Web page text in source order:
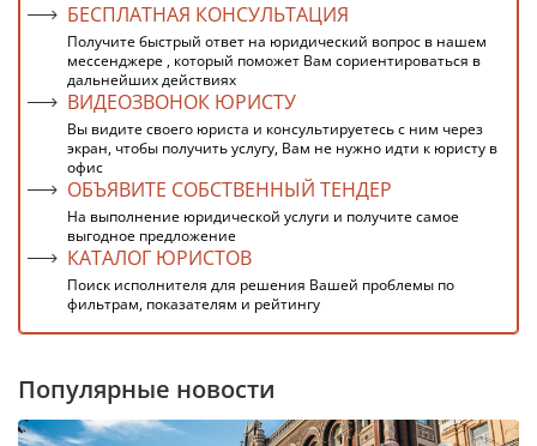
БЕСПЛАТНАЯ КОНСУЛЬТАЦИЯ
Получите быстрый ответ на юридический вопрос в нашем
мессенджере , который поможет Вам сориентироваться в
дальнейших действиях
ВИДЕОЗВОНОК ЮРИСТУ
Вы видите своего юриста и консультируетесь с ним через
экран, чтобы получить услугу, Вам не нужно идти к юристу в
офис
ОБЪЯВИТЕ СОБСТВЕННЫЙ ТЕНДЕР
На выполнение юридической услуги и получите самое
выгодное предложение
КАТАЛОГ ЮРИСТОВ
Поиск исполнителя для решения Вашей проблемы по
фильтрам, показателям и рейтингу
Популярные новости